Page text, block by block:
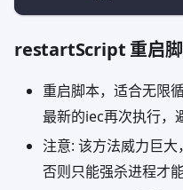
restartScript 重启
重启脚本，适合无限
最新的iec再次执行，
注意: 该方法威力巨大
否则只能强杀进程才